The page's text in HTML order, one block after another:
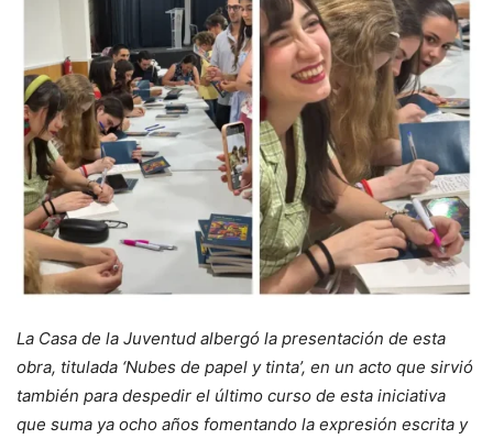
La Casa de la Juventud albergó la presentación de esta
obra, titulada ‘Nubes de papel y tinta’, en un acto que sirvió
también para despedir el último curso de esta iniciativa
que suma ya ocho años fomentando la expresión escrita y